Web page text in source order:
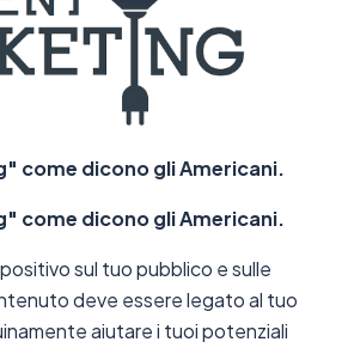
come dicono gli Americani.
come dicono gli Americani.
sul tuo pubblico e sulle
deve essere legato al tuo
aiutare i tuoi potenziali